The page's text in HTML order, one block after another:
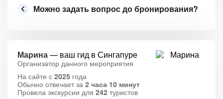
Можно задать вопрос до бронирования?
Марина— ваш гид в Сингапуре
Организатор данного мероприятия
На сайте с 2025 года
Обычно отвечает за 2 часа 10 минут
Провела экскурсии для 242 туристов